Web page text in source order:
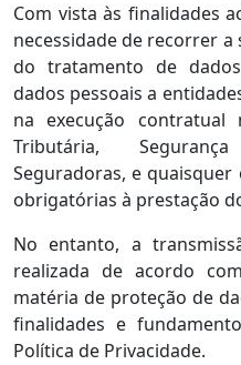
Com vista às finalidades
necessidade de recorrer
do tratamento de
dados pessoais a
na execução contratual
Tributária,
Seguradoras, e
obrigatórias à prestação
No entanto, a
realizada de acordo
matéria de proteção de
finalidades e
Política de Privacidade.